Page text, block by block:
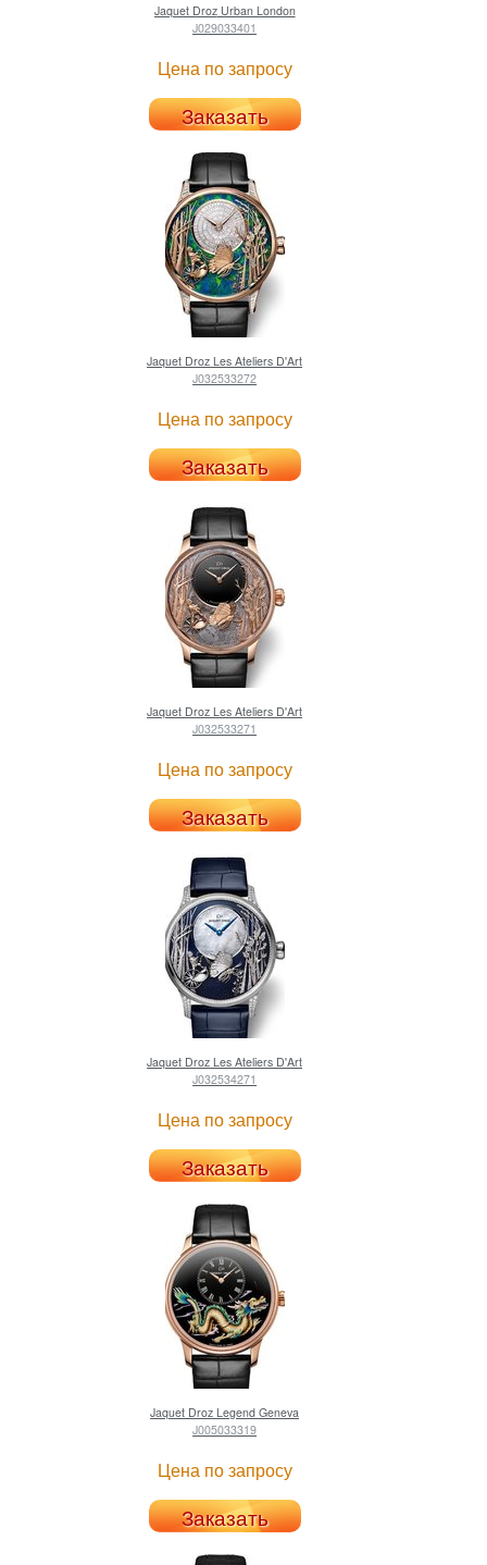
Jaquet DrozUrban London
J029033401
Цена по запросу
Заказать
Jaquet Droz Les Ateliers D'Art
J032533272
Цена по запросу
Заказать
Jaquet Droz Les Ateliers D'Art
J032533271
Цена по запросу
Заказать
Jaquet Droz Les Ateliers D'Art
J032534271
Цена по запросу
Заказать
Jaquet Droz Legend Geneva
J005033319
Цена по запросу
Заказать